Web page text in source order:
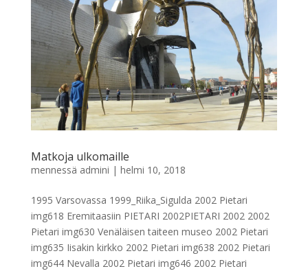
Matkoja ulkomaille
mennessä admini | helmi 10, 2018
1995 Varsovassa 1999_Riika_Sigulda 2002 Pietari
img618 Eremitaasiin PIETARI 2002PIETARI 2002 2002
Pietari img630 Venäläisen taiteen museo 2002 Pietari
img635 Iisakin kirkko 2002 Pietari img638 2002 Pietari
img644 Nevalla 2002 Pietari img646 2002 Pietari